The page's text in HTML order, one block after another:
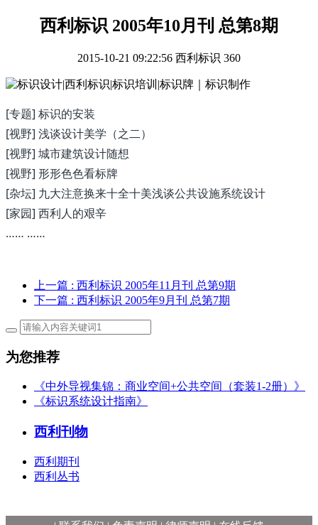
西利标识 2005年10月刊 总第8期
2015-10-21 09:22:56 西利标识 360
[专题] 标识的安装
[视野] 浅谈设计美学（之二）
[视野] 城市建筑设计随想
[视野] 形形色色看标牌
[杂坛] 九大注意换来十全十美浅谈公共设施系统设计
[家园] 西利人的艰辛
…… ……
上一篇 : 西利标识 2005年11月刊 总第9期
下一篇 : 西利标识 2005年9月刊 总第7期
为您推荐
《中外导视集锦：商业空间+公共空间（套装1-2册）》
《标识系统设计指南》
西利刊物
西利期刊
西利丛书